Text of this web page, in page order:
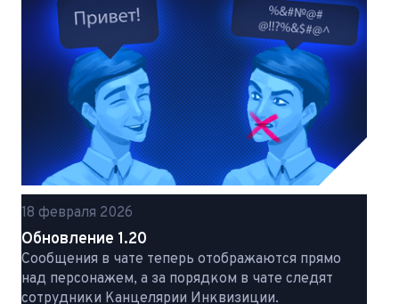
18 февраля 2026
Обновление 1.20
Сообщения в чате теперь отображаются прямо
над персонажем, а за порядком в чате следят
сотрудники Канцелярии Инквизиции.